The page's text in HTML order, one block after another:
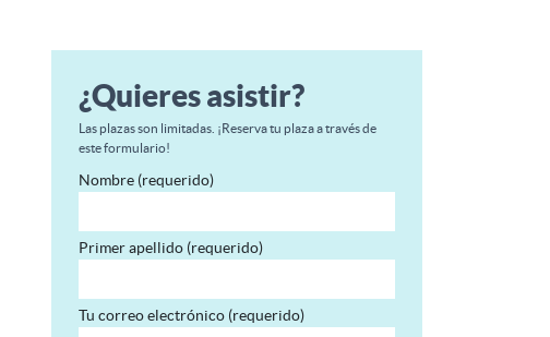
¿Quieres asistir?
Las plazas son limitadas. ¡Reserva tu plaza a través de
este formulario!
Nombre (requerido)
Primer apellido (requerido)
Tu correo electrónico (requerido)